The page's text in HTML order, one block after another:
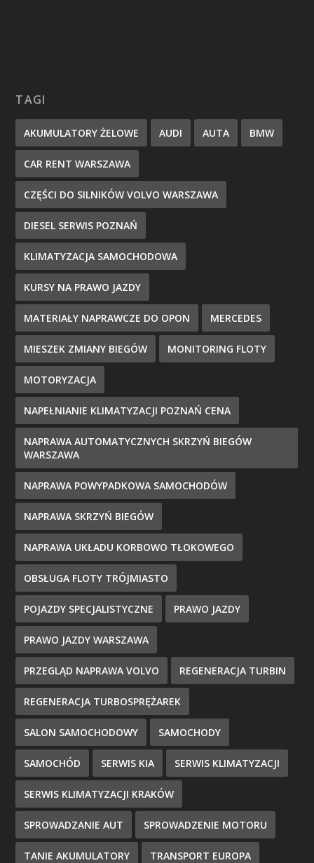
TAGI
AKUMULATORY ŻELOWE AUDI AUTA BMW
CAR RENT WARSZAWA
CZĘŚCI DO SILNIKÓW VOLVO WARSZAWA
DIESEL SERWIS POZNAŃ
KLIMATYZACJA SAMOCHODOWA
KURSY NA PRAWO JAZDY
MATERIAŁY NAPRAWCZE DO OPON MERCEDES
MIESZEK ZMIANY BIEGÓW MONITORING FLOTY
MOTORYZACJA
NAPEŁNIANIE KLIMATYZACJI POZNAŃ CENA
NAPRAWA AUTOMATYCZNYCH SKRZYŃ BIEGÓW
WARSZAWA
NAPRAWA POWYPADKOWA SAMOCHODÓW
NAPRAWA SKRZYŃ BIEGÓW
NAPRAWA UKŁADU KORBOWO TŁOKOWEGO
OBSŁUGA FLOTY TRÓJMIASTO
POJAZDY SPECJALISTYCZNE PRAWO JAZDY
PRAWO JAZDY WARSZAWA
PRZEGLĄD NAPRAWA VOLVO REGENERACJA TURBIN
REGENERACJA TURBOSPRĘŻAREK
SALON SAMOCHODOWY SAMOCHODY
SAMOCHÓD SERWIS KIA SERWIS KLIMATYZACJI
SERWIS KLIMATYZACJI KRAKÓW
SPROWADZANIE AUT SPROWADZENIE MOTORU
TANIE AKUMULATORY TRANSPORT EUROPA